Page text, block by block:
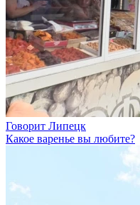
Говорит Липецк
Какое варенье вы любите?